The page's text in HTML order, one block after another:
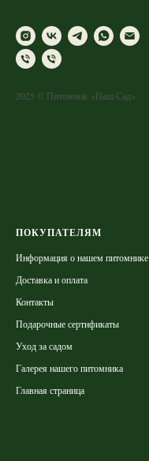
2025 © Питомник «Наш Сад»
ПОКУПАТЕЛЯМ
Информация о нашем питомнике
Доставка и оплата
Контакты
Подарочные сертификаты
Уход за садом
Галерея нашего питомника
Главная страница